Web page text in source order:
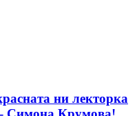
ни лекторка